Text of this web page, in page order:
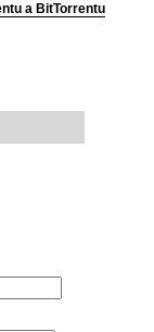
a BitTorrentu